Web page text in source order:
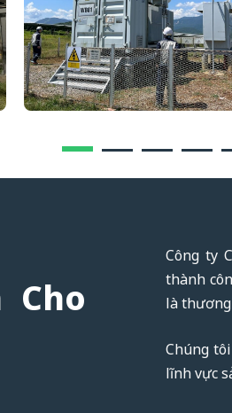
Cho
Công ty
thành
là
Chúng
lĩnh vực